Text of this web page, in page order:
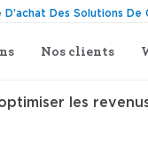
Nos clients
D’achat Des Solutions
les